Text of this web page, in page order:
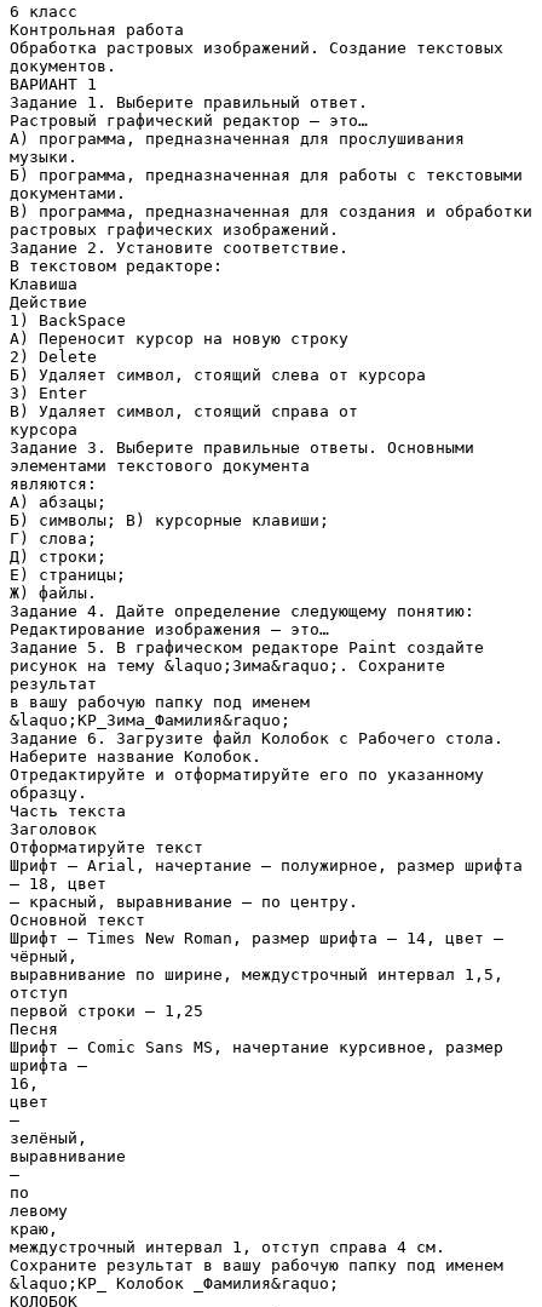
6 класс
Контрольная работа
Обработка растровых изображений. Создание текстовых
документов.
ВАРИАНТ 1
Задание 1. Выберите правильный ответ.
Растровый графический редактор – это…
А) программа, предназначенная для прослушивания
музыки.
Б) программа, предназначенная для работы с текстовыми
документами.
В) программа, предназначенная для создания и обработки
растровых графических изображений.
Задание 2. Установите соответствие.
В текстовом редакторе:
Клавиша
Действие
1) BackSpace
А) Переносит курсор на новую строку
2) Delete
Б) Удаляет символ, стоящий слева от курсора
3) Enter
В) Удаляет символ, стоящий справа от
курсора
Задание 3. Выберите правильные ответы. Основными
элементами текстового документа
являются:
А) абзацы;
Б) символы; В) курсорные клавиши;
Г) слова;
Д) строки;
Е) страницы;
Ж) файлы.
Задание 4. Дайте определение следующему понятию:
Редактирование изображения – это…
Задание 5. В графическом редакторе Paint создайте
рисунок на тему &laquo;Зима&raquo;. Сохраните
результат
в вашу рабочую папку под именем
&laquo;КР_Зима_Фамилия&raquo;
Задание 6. Загрузите файл Колобок с Рабочего стола.
Наберите название Колобок.
Отредактируйте и отформатируйте его по указанному
образцу.
Часть текста
Заголовок
Отформатируйте текст
Шрифт – Arial, начертание – полужирное, размер шрифта
– 18, цвет
– красный, выравнивание – по центру.
Основной текст
Шрифт – Times New Roman, размер шрифта – 14, цвет –
чёрный,
выравнивание по ширине, междустрочный интервал 1,5,
отступ
первой строки – 1,25
Песня
Шрифт – Comic Sans MS, начертание курсивное, размер
шрифта –
16,
цвет
–
зелёный,
выравнивание
–
по
левому
краю,
междустрочный интервал 1, отступ справа 4 см.
Сохраните результат в вашу рабочую папку под именем
&laquo;КР_ Колобок _Фамилия&raquo;
КОЛОБОК